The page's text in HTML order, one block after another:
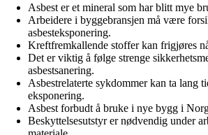
Asbest er et mineral som har blitt mye
Arbeidere i byggebransjen må være
asbesteksponering.
Kreftfremkallende stoffer kan frigjøres
Det er viktig å følge strenge
asbestsanering.
Asbestrelaterte sykdommer kan ta lang
eksponering.
Asbest forbudt å bruke i nye bygg i
Beskyttelsesutstyr er nødvendig under